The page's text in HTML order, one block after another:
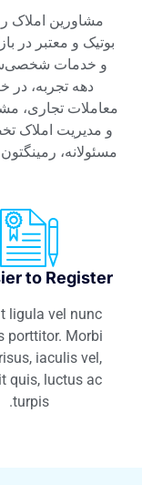
بوتیک و معتبر در
و خدمات
دهه تجربه، در
معاملات تجاری،
و مدیریت املاک
مسئولانه،
to Register
ligula vel nunc
porttitor. Morbi
iaculis vel,
quis, luctus ac
turpis.​